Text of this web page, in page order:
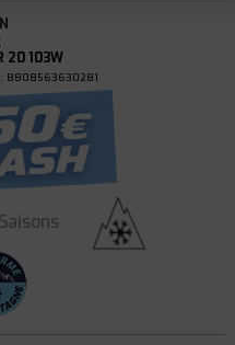
20 103W
: 8808563630281